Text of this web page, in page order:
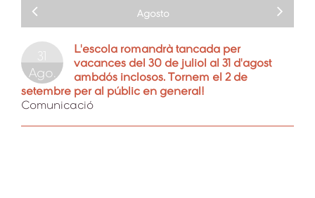
Agosto
31
Ago.
L'escola romandrà tancada per
vacances del 30 de juliol al 31 d'agost
ambdós inclosos. Tornem el 2 de
setembre per al públic en general!
Comunicació